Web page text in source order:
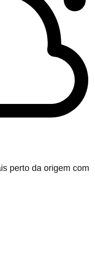
perto da origem com